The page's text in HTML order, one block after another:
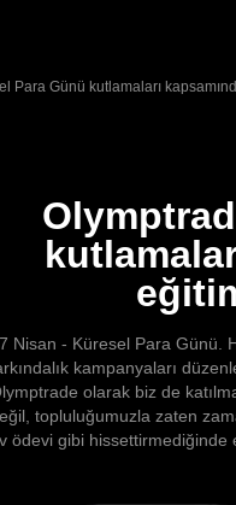
Para Günü kutlamaları
Nisan - Küresel Para Günü.
kampanyaları
olarak biz de
topluluğumuzla zaten
ödevi gibi hissettirmediğinde